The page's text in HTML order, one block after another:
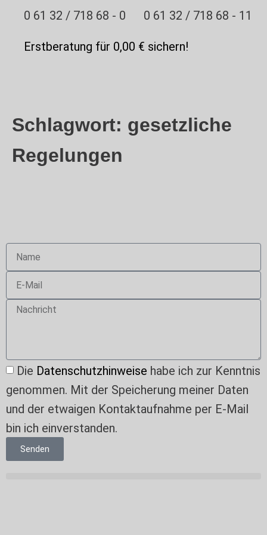
0 61 32 / 718 68 - 0 0 61 32 / 718 68 - 11
Erstberatung für 0,00 € sichern!
Schlagwort: gesetzliche
Regelungen
Die Datenschutzhinweise habe ich zur Kenntnis
genommen. Mit der Speicherung meiner Daten
und der etwaigen Kontaktaufnahme per E-Mail
bin ich einverstanden.
Senden